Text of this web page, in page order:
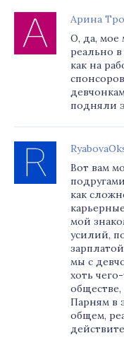
Арина
О, да, мое
реально
как на
подняли
Вот вам
как
мой
усилий,
мы с
хоть
Парням в
общем,